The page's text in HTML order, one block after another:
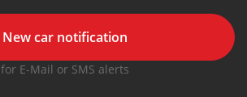
New car notification
for E-Mail or SMS alerts